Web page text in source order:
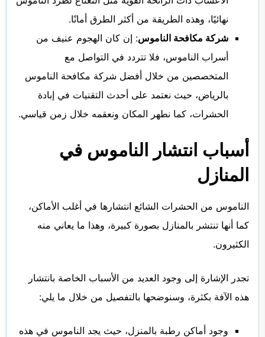
نهائيًا، وهذه الطريقة من أكثر الطرق أمانًا.
شركة مكافحة الناموس: إن كان الهجوم عنيف من
أسراب الناموس، فلا تتردد في التواصل مع
المتخصصين من خلال أفضل شركة مكافحة الناموس
بالرياض، حيث نعتمد على أحدث التقنيات في إبادة
الحشرات، كما نطهر المكان ونعقمه خلال زمن قياسي.
أسباب انتشار الناموس في
المنازل
الناموس من الحشرات الشائع انتشارها في أغلب الأماكن،
كما أنها تنتشر بالمنازل بصورة كبيرة، وهذا ما يعاني منه
الكثيرون.
تجدر الإشارة إلى وجود العديد من الأسباب الخاصة بانتشار
هذه الآفة بكثرة، وسنوضحها بالتفصيل من خلال ما يلي:
وجود أماكن رطبة بالمنزل، حيث يجد الناموس في هذه